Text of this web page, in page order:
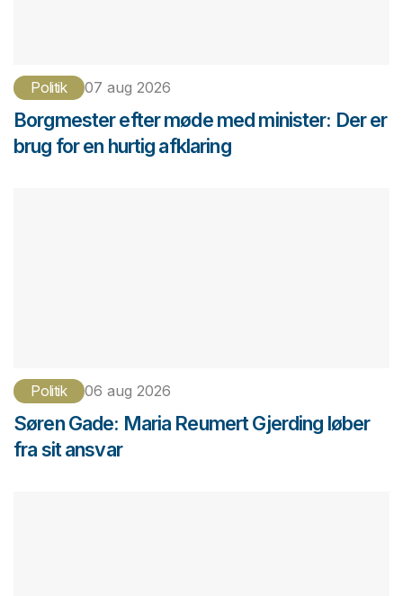
Politik 07 aug 2026
Borgmester efter møde med minister: Der er
brug for en hurtig afklaring
Politik 06 aug 2026
Søren Gade: Maria Reumert Gjerding løber
fra sit ansvar